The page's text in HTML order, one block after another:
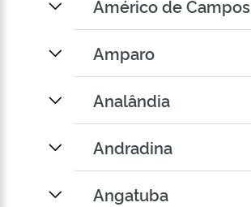
Américo de Campos
Amparo
Analândia
Andradina
Angatuba